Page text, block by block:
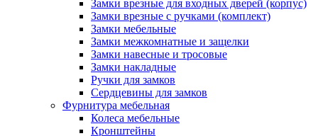
Замки врезные для входных дверей (корпус)
Замки врезные с ручками (комплект)
Замки мебельные
Замки межкомнатные и защелки
Замки навесные и тросовые
Замки накладные
Ручки для замков
Сердцевины для замков
Фурнитура мебельная
Колеса мебельные
Кронштейны